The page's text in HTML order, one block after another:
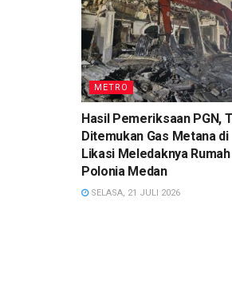
METRO
Hasil Pemeriksaan PGN,
Ditemukan Gas Metana di
Likasi Meledaknya Rumah
Polonia Medan
SELASA, 21 JULI 2026